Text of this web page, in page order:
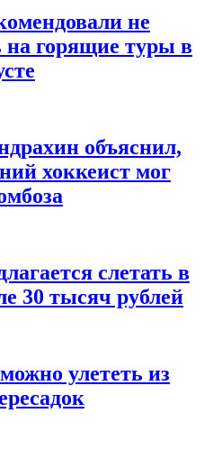
не
на горящие туры в
объяснил,
хоккеист мог
слетать в
30 тысяч рублей
улететь из